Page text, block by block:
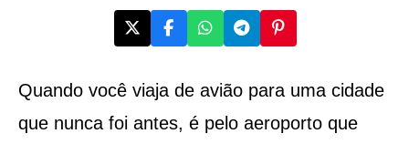
Quando você viaja de avião para uma cidade
que nunca foi antes, é pelo aeroporto que